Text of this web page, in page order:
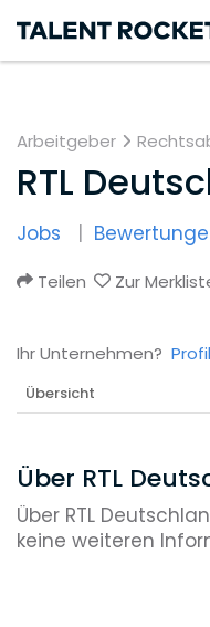
Arbeitgeber
RTL
Jobs
Teilen Zur
Ihr Unternehmen?
Übersicht
Über RTL
Über RTL
keine weiteren